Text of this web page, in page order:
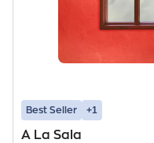
Best Seller +1
A La Sala